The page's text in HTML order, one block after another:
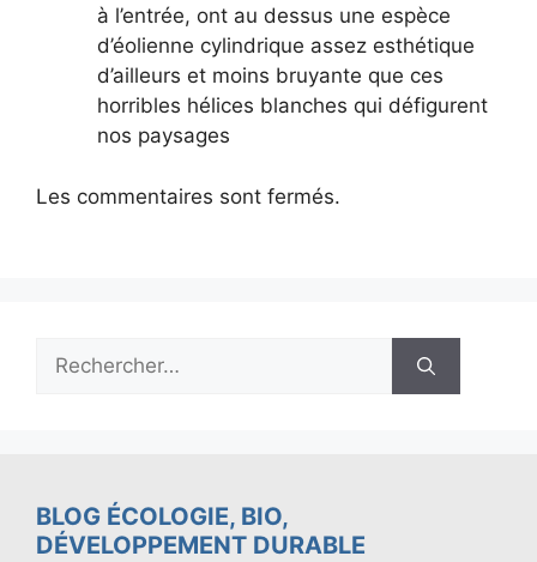
à l’entrée, ont au dessus une espèce
d’éolienne cylindrique assez esthétique
d’ailleurs et moins bruyante que ces
horribles hélices blanches qui défigurent
nos paysages
Les commentaires sont fermés.
Rechercher :
BLOG ÉCOLOGIE, BIO,
DÉVELOPPEMENT DURABLE